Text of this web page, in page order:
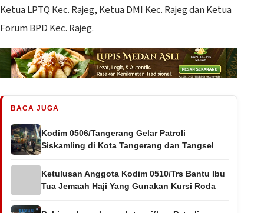
Ketua LPTQ Kec. Rajeg, Ketua DMI Kec. Rajeg dan Ketua
Forum BPD Kec. Rajeg.
BACA JUGA
Kodim 0506/Tangerang Gelar Patroli
Siskamling di Kota Tangerang dan Tangsel
Ketulusan Anggota Kodim 0510/Trs Bantu Ibu
Tua Jemaah Haji Yang Gunakan Kursi Roda